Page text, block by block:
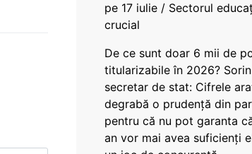
pe 17 iulie / Sectorul
crucial
De ce sunt doar 6 mii de
titularizabile în 2026?
secretar de stat: Cifrele
degrabă o prudență din
pentru că nu pot garanta
an vor mai avea suficienți